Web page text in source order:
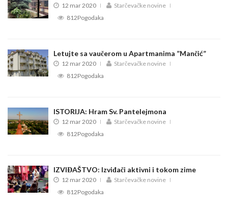
12 mar 2020
Starčevačke novine
812Pogodaka
Letujte sa vaučerom u Apartmanima ”Mančić”
12 mar 2020
Starčevačke novine
812Pogodaka
ISTORIJA: Hram Sv. Pantelejmona
12 mar 2020
Starčevačke novine
812Pogodaka
IZVIĐAŠTVO: Izviđači aktivni i tokom zime
12 mar 2020
Starčevačke novine
812Pogodaka